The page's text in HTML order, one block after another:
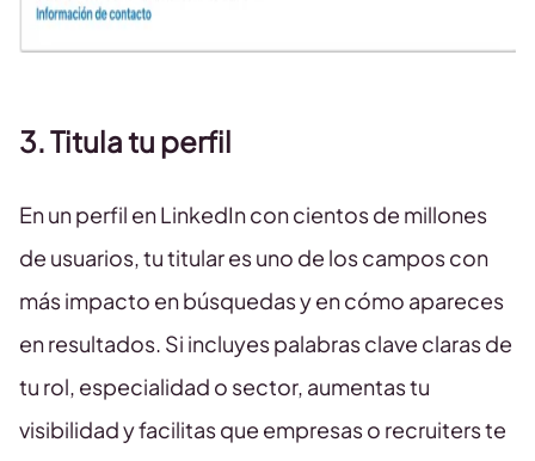
3. Titula tu perfil
En un perfil en LinkedIn con cientos de millones
de usuarios, tu titular es uno de los campos con
más impacto en búsquedas y en cómo apareces
en resultados. Si incluyes palabras clave claras de
tu rol, especialidad o sector, aumentas tu
visibilidad y facilitas que empresas o recruiters te